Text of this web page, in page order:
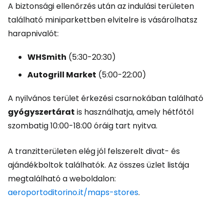
A biztonsági ellenőrzés után az indulási területen
található miniparkettben elvitelre is vásárolhatsz
harapnivalót:
WHSmith (5:30-20:30)
Autogrill Market (5:00-22:00)
A nyilvános terület érkezési csarnokában található
gyógyszertárat is használhatja, amely hétfőtől
szombatig 10:00-18:00 óráig tart nyitva.
A tranzitterületen elég jól felszerelt divat- és
ajándékboltok találhatók. Az összes üzlet listája
megtalálható a weboldalon:
aeroportoditorino.it/maps-stores.